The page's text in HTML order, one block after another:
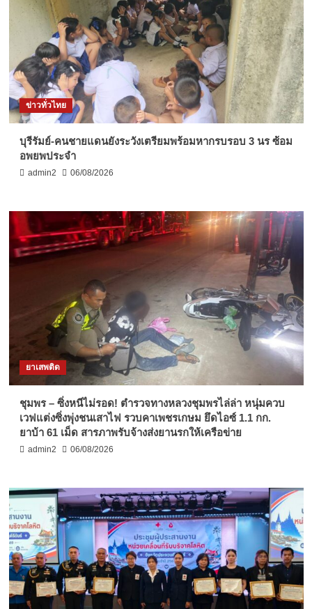
ข่าวทั่วไทย
บุรีรัมย์-คนชายแดนยังระวังเตรียมพร้อมหากรบรอบ 3 นร ซ้อม
อพยพประจำ
admin2 06/08/2026
ยาเสพติด
ชุมพร – ซิ่งหนีไม่รอด! ตำรวจทางหลวงชุมพรไล่ล่า หนุ่มควบ
เวฟแต่งซิ่งพุ่งชนเสาไฟ รวบคาเพชรเกษม ยึดไอซ์ 1.1 กก.
ยาบ้า 61 เม็ด สารภาพรับจ้างส่งยานรกให้เครือข่าย
admin2 06/08/2026